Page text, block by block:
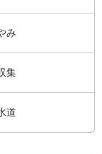
み
集
道